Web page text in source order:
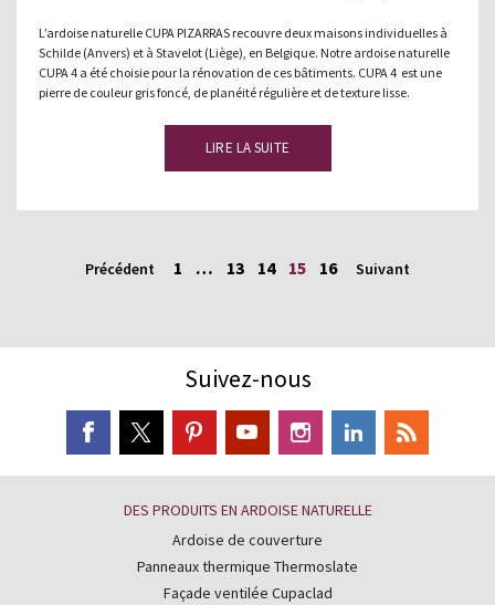
L’ardoise naturelle CUPA PIZARRAS recouvre deux maisons individuelles à
Schilde (Anvers) et à Stavelot (Liège), en Belgique. Notre ardoise naturelle
CUPA 4 a été choisie pour la rénovation de ces bâtiments. CUPA 4 est une
pierre de couleur gris foncé, de planéité régulière et de texture lisse.
LIRE LA SUITE
Précédent 1 … 13 14 15 16 Suivant
Suivez-nous
DES PRODUITS EN ARDOISE NATURELLE
Ardoise de couverture
Panneaux thermique Thermoslate
Façade ventilée Cupaclad